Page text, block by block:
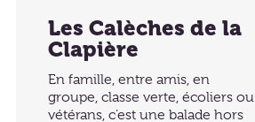
Les Calèches de la
Clapière
En famille, entre amis, en
groupe, classe verte, écoliers ou
vétérans, c’est une balade hors